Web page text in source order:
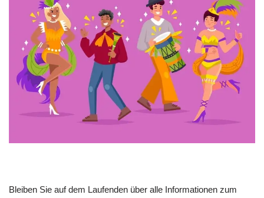
Bleiben Sie auf dem Laufenden über alle Informationen zum